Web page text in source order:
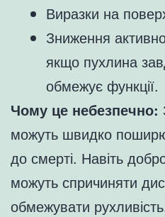
Виразки на
Зниження
якщо пухлина
обмежує функції.
Чому це небезпечно:
можуть швидко
до смерті. Навіть
можуть спричиняти
обмежувати